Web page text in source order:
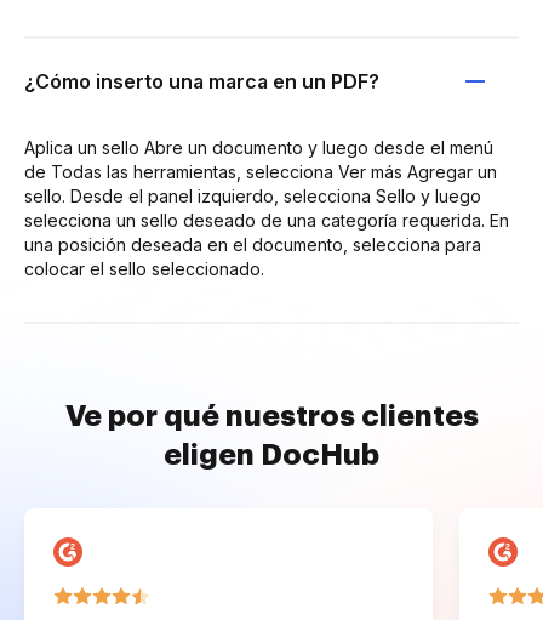
¿Cómo inserto una marca en un PDF?
Aplica un sello Abre un documento y luego desde el menú
de Todas las herramientas, selecciona Ver más Agregar un
sello. Desde el panel izquierdo, selecciona Sello y luego
selecciona un sello deseado de una categoría requerida. En
una posición deseada en el documento, selecciona para
colocar el sello seleccionado.
Ve por qué nuestros clientes
eligen DocHub